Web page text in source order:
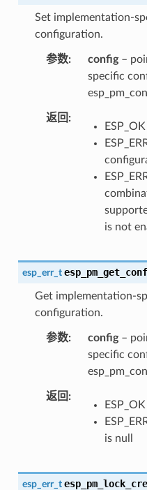
Set implementation-
configuration.
参数 config–
specific
返回
is not
esp_err_t
Get implementation-
configuration.
参数 config–
specific
返回
is null
esp_err_t